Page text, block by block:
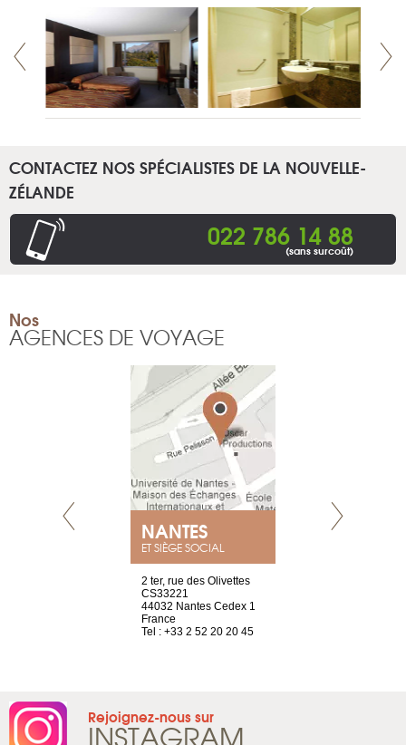
CONTACTEZ NOS SPÉCIALISTES DE LA NOUVELLE-
ZÉLANDE
022 786 14 88
(sans surcoût)
Nos
AGENCES DE VOYAGE
NANTES
ET SIÈGE SOCIAL
2 ter, rue des Olivettes
CS33221
44032 Nantes Cedex 1
France
Tel : +33 2 52 20 20 45
Rejoignez-nous sur
INSTAGRAM